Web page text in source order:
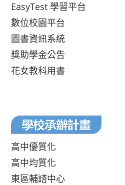
EasyTest 學習平台
數位校園平台
圖書資訊系統
獎助學金公告
花女教科用書
高中優質化
高中均質化
東區輔諮中心